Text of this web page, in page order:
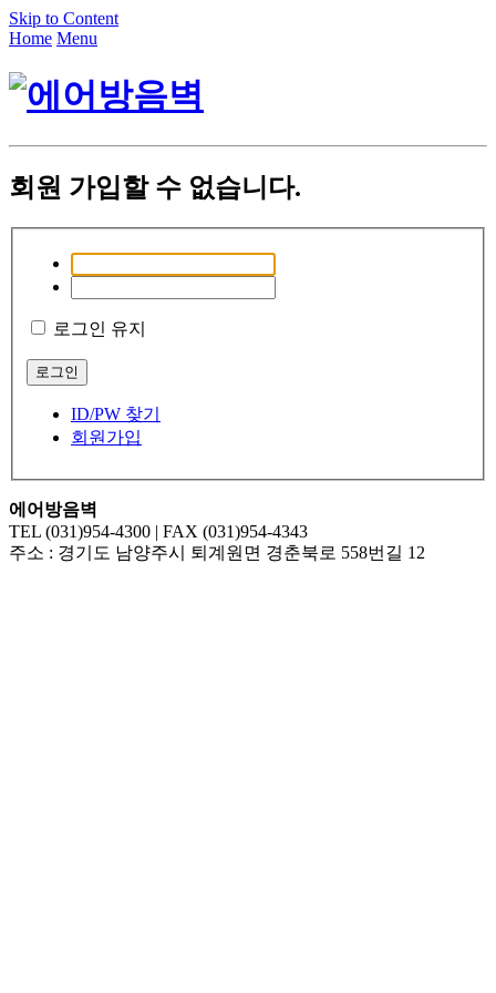
Skip to Content
Home Menu
회원 가입할 수 없습니다.
로그인 유지
ID/PW 찾기
회원가입
에어방음벽
TEL (031)954-4300 | FAX (031)954-4343
주소 : 경기도 남양주시 퇴계원면 경춘북로 558번길 12